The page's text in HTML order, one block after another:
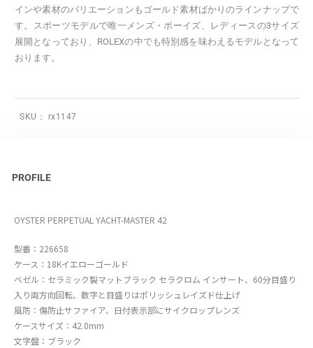
インや素材のバリエーションもゴールド素材ばかりのラインナップで
す。スポーツモデルで唯一メンズ・ボーイズ、レディースの3サイズ
展開となっており、ROLEXの中でも特別感を味わえるモデルとなって
おります。
SKU： rx1147
PROFILE
OYSTER PERPETUAL YACHT-MASTER 42
型番：226658
ケース：18Kイエローゴールド
ベゼル：セラミック製マットブラック セラクロム インサート、60分目盛り
入り両方向回転、数字と目盛りはポリッシュレイズド仕上げ
風防：傷防止サファイア、日付表示部にサイクロップレンズ
ケースサイズ：42.0mm
文字盤：ブラック